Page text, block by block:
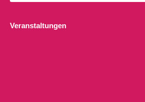
Veranstaltungen